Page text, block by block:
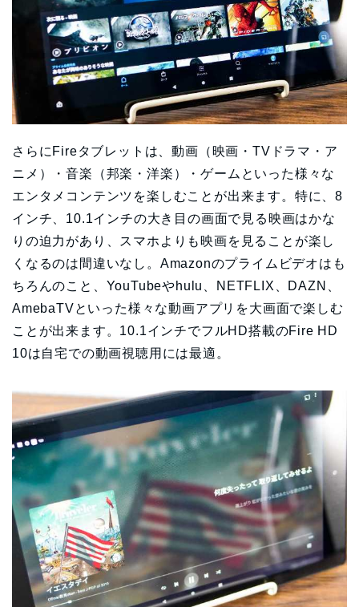
さらにFireタブレットは、動画（映画・TVドラマ・ア
ニメ）・音楽（邦楽・洋楽）・ゲームといった様々な
エンタメコンテンツを楽しむことが出来ます。特に、8
インチ、10.1インチの大き目の画面で見る映画はかな
りの迫力があり、スマホよりも映画を見ることが楽し
くなるのは間違いなし。Amazonのプライムビデオはも
ちろんのこと、YouTubeやhulu、NETFLIX、DAZN、
AmebaTVといった様々な動画アプリを大画面で楽しむ
ことが出来ます。10.1インチでフルHD搭載のFire HD
10は自宅での動画視聴用には最適。